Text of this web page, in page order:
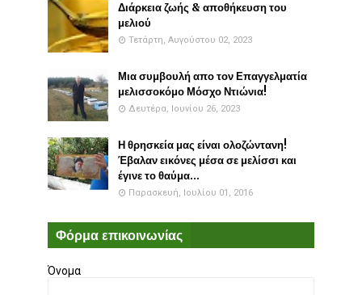
Διάρκεια ζωής & αποθήκευση του
μελιού
Τετάρτη, Αυγούστου 02, 2023
Μια συμβουλή απο τον Επαγγελματία
μελισσοκόμο Μόσχο Ντιώνια!
Δευτέρα, Ιουνίου 26, 2023
Η θρησκεία μας είναι ολοζώντανη!
Έβαλαν εικόνες μέσα σε μελίσσι και
έγινε το θαύμα...
Παρασκευή, Ιουλίου 01, 2016
Φόρμα επικοινωνίας
Όνομα